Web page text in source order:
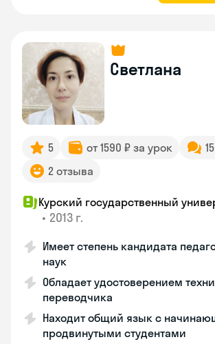
Светлана
5 от 1590 ₽ за урок
2 отзыва
Курский государственный
• 2013 г.
Имеет степень кандидата
наук
Обладает удостоверением
переводчика
Находит общий язык с
продвинутыми студентами